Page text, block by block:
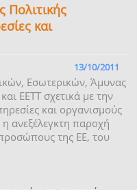
Πολιτικής
και
13/10/2011
Εσωτερικών, Άμυνας
ΕΕΤΤ σχετικά με την
και οργανισμούς
ανεξέλεγκτη παροχή
της ΕΕ, του